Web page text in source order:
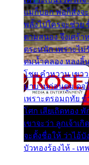
แม่ก็บอก พ่อก็สั่งจ
พลั้งไปใครจะช่วย
ตามสนอง จึงเศร้
ตระหนัก เพราะไ
ตมน้ำคลอง หลงลิ้
โชย คำหวาน เขา
มาบานก่อนตูม ดุจ
เพราะตรอมฤทัย
โศก เสียเถิดทอง
เขาจะว่า ลูกเจ้าเ
จะตั้งชื่อให้ ว่าไอ้บั
บัวทองร้องไห้ - เท